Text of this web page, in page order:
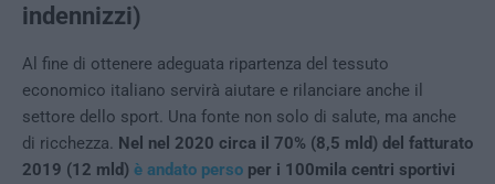
indennizzi)
Al fine di ottenere adeguata ripartenza del tessuto
economico italiano servirà aiutare e rilanciare anche il
settore dello sport. Una fonte non solo di salute, ma anche
di ricchezza. Nel nel 2020 circa il 70% (8,5 mld) del fatturato
2019 (12 mld) è andato perso per i 100mila centri sportivi